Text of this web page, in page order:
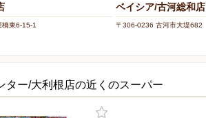
東6-15-1
ベイシア/古河総和店
〒306-0236 古河市大堤682
ター/大利根店の近くのスーパー